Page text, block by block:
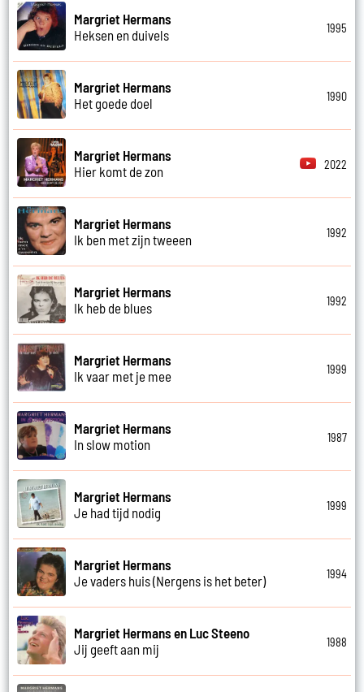
Margriet Hermans
Heksen en duivels
1995
Margriet Hermans
Het goede doel
1990
Margriet Hermans
Hier komt de zon
2022
Margriet Hermans
Ik ben met zijn tweeen
1992
Margriet Hermans
Ik heb de blues
1992
Margriet Hermans
Ik vaar met je mee
1999
Margriet Hermans
In slow motion
1987
Margriet Hermans
Je had tijd nodig
1999
Margriet Hermans
Je vaders huis (Nergens is het beter)
1994
Margriet Hermans en Luc Steeno
Jij geeft aan mij
1988